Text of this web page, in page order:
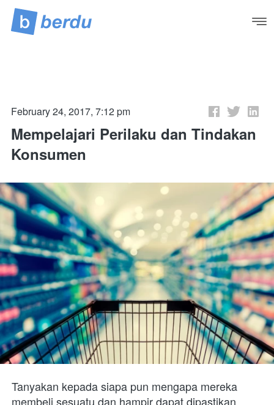
February 24, 2017, 7:12 pm
Mempelajari Perilaku dan Tindakan
Konsumen
Tanyakan kepada siapa pun mengapa mereka
membeli sesuatu dan hampir dapat dipastikan